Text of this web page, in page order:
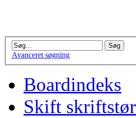
Avanceret søgning
Boardindeks
Skift